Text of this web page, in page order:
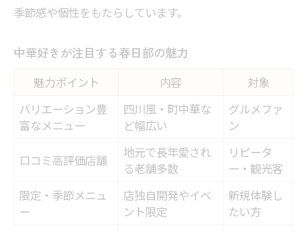
季節感や個性をもたらしています。
中華好きが注目する春日部の魅力
魅力ポイント 内容
対象
バリエーション豊
富なメニュー
四川風・町中華な
ど幅広い
グルメファ
ン
口コミ高評価店舗
地元で長年愛され
る老舗多数
リピータ
ー・観光客
限定・季節メニュ
ー
店独自開発やイベ
ント限定
新規体験し
たい方